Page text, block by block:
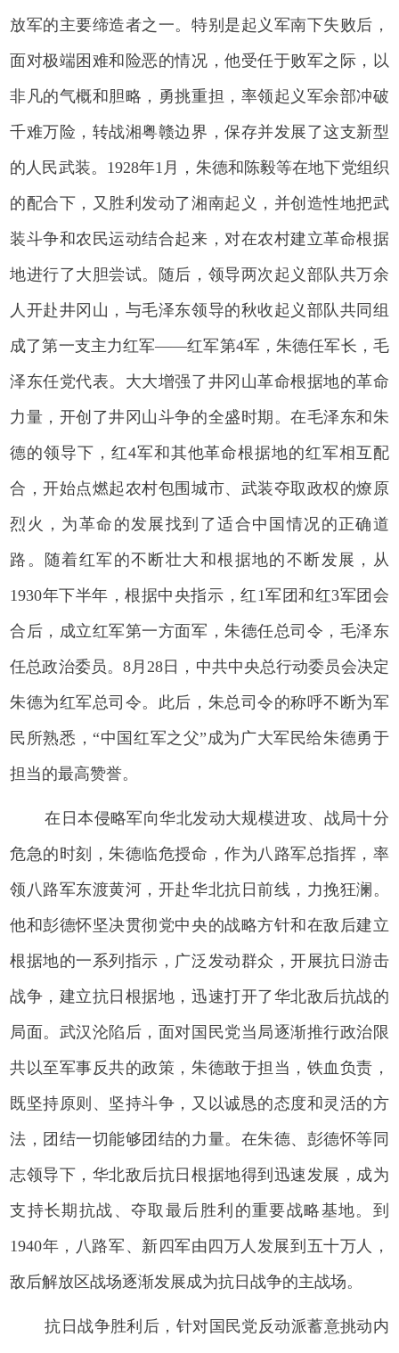
放军的主要缔造者之一。特别是起义军南下失败后，
面对极端困难和险恶的情况，他受任于败军之际，以
非凡的气概和胆略，勇挑重担，率领起义军余部冲破
千难万险，转战湘粤赣边界，保存并发展了这支新型
的人民武装。1928年1月，朱德和陈毅等在地下党组织
的配合下，又胜利发动了湘南起义，并创造性地把武
装斗争和农民运动结合起来，对在农村建立革命根据
地进行了大胆尝试。随后，领导两次起义部队共万余
人开赴井冈山，与毛泽东领导的秋收起义部队共同组
成了第一支主力红军——红军第4军，朱德任军长，毛
泽东任党代表。大大增强了井冈山革命根据地的革命
力量，开创了井冈山斗争的全盛时期。在毛泽东和朱
德的领导下，红4军和其他革命根据地的红军相互配
合，开始点燃起农村包围城市、武装夺取政权的燎原
烈火，为革命的发展找到了适合中国情况的正确道
路。随着红军的不断壮大和根据地的不断发展，从
1930年下半年，根据中央指示，红1军团和红3军团会
合后，成立红军第一方面军，朱德任总司令，毛泽东
任总政治委员。8月28日，中共中央总行动委员会决定
朱德为红军总司令。此后，朱总司令的称呼不断为军
民所熟悉，“中国红军之父”成为广大军民给朱德勇于
担当的最高赞誉。
在日本侵略军向华北发动大规模进攻、战局十分
危急的时刻，朱德临危授命，作为八路军总指挥，率
领八路军东渡黄河，开赴华北抗日前线，力挽狂澜。
他和彭德怀坚决贯彻党中央的战略方针和在敌后建立
根据地的一系列指示，广泛发动群众，开展抗日游击
战争，建立抗日根据地，迅速打开了华北敌后抗战的
局面。武汉沦陷后，面对国民党当局逐渐推行政治限
共以至军事反共的政策，朱德敢于担当，铁血负责，
既坚持原则、坚持斗争，又以诚恳的态度和灵活的方
法，团结一切能够团结的力量。在朱德、彭德怀等同
志领导下，华北敌后抗日根据地得到迅速发展，成为
支持长期抗战、夺取最后胜利的重要战略基地。到
1940年，八路军、新四军由四万人发展到五十万人，
敌后解放区战场逐渐发展成为抗日战争的主战场。
抗日战争胜利后，针对国民党反动派蓄意挑动内